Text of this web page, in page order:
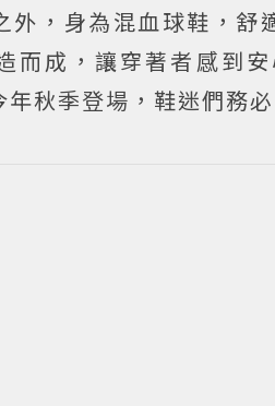
外，身為混血球鞋，舒
而成，讓穿著者感到
秋季登場，鞋迷們務